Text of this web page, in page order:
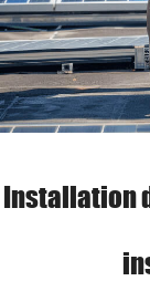
Installation